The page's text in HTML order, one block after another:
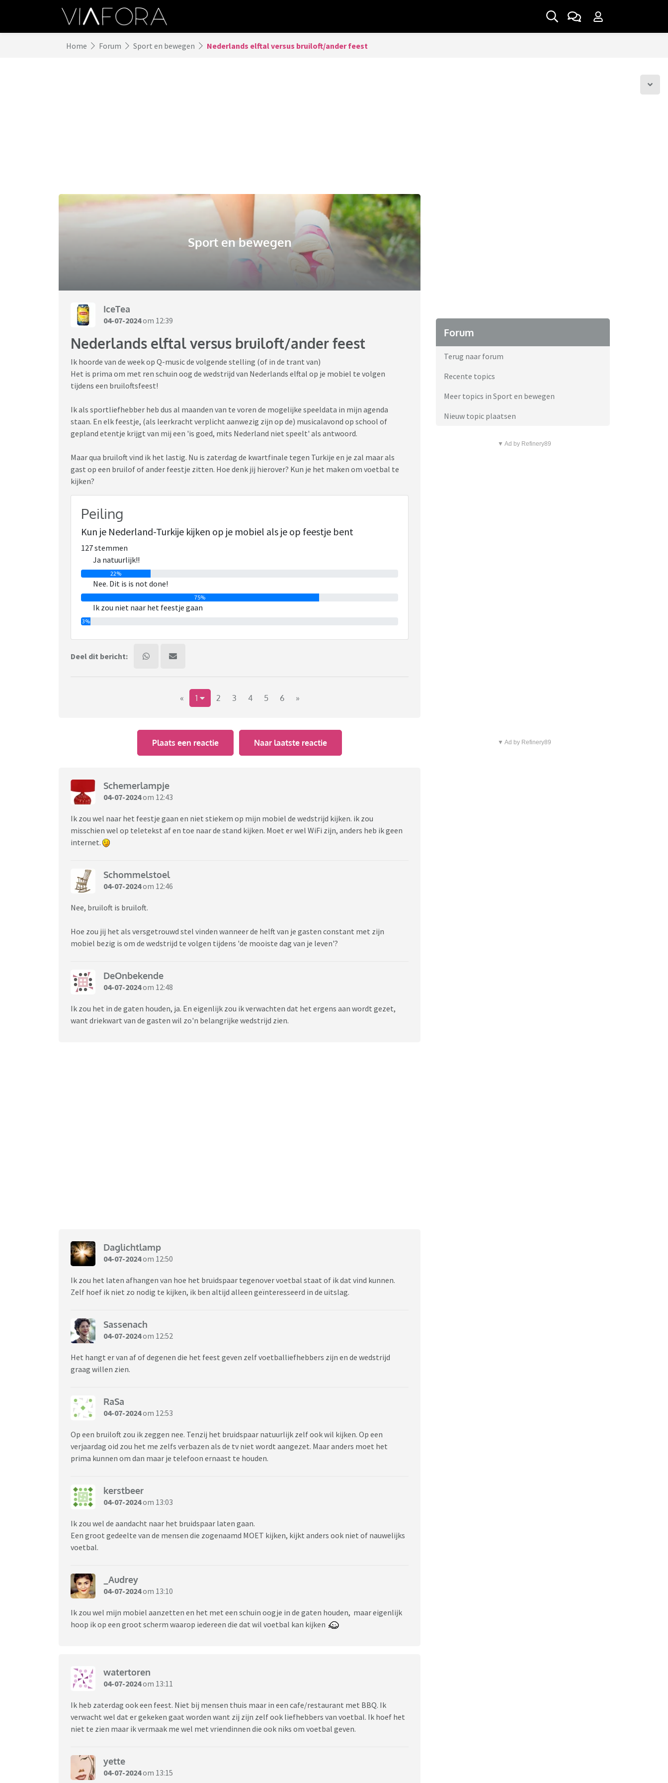
Home Forum Sport en bewegen Nederlands elftal versus bruiloft/ander feest
Sport en bewegen
IceTea
04-07-2024om 12:39
Nederlands elftal versus bruiloft/ander feest
Ik hoorde van de week op Q-music de volgende stelling (of in de trant van)
Het is prima om met ren schuin oog de wedstrijd van Nederlands elftal op je mobiel te volgen
tijdens een bruiloftsfeest!
Ik als sportliefhebber heb dus al maanden van te voren de mogelijke speeldata in mijn agenda
staan. En elk feestje, (als leerkracht verplicht aanwezig zijn op de) musicalavond op school of
gepland etentje krijgt van mij een 'is goed, mits Nederland niet speelt' als antwoord.
Maar qua bruiloft vind ik het lastig. Nu is zaterdag de kwartfinale tegen Turkije en je zal maar als
gast op een bruilof of ander feestje zitten. Hoe denk jij hierover? Kun je het maken om voetbal te
kijken?
Peiling
Kun je Nederland-Turkije kijken op je mobiel als je op feestje bent
127 stemmen
Ja natuurlijk!!
22%
Nee. Dit is is not done!
75%
Ik zou niet naar het feestje gaan
3%
Deel dit bericht:
« 1 2 3 4 5 6 »
Plaats een reactie Naar laatste reactie
Schemerlampje
04-07-2024om 12:43
Ik zou wel naar het feestje gaan en niet stiekem op mijn mobiel de wedstrijd kijken. ik zou
misschien wel op teletekst af en toe naar de stand kijken. Moet er wel WiFi zijn, anders heb ik geen
internet.
Schommelstoel
04-07-2024om 12:46
Nee, bruiloft is bruiloft.
Hoe zou jij het als versgetrouwd stel vinden wanneer de helft van je gasten constant met zijn
mobiel bezig is om de wedstrijd te volgen tijdens 'de mooiste dag van je leven'?
DeOnbekende
04-07-2024om 12:48
Ik zou het in de gaten houden, ja. En eigenlijk zou ik verwachten dat het ergens aan wordt gezet,
want driekwart van de gasten wil zo'n belangrijke wedstrijd zien.
Daglichtlamp
04-07-2024om 12:50
Ik zou het laten afhangen van hoe het bruidspaar tegenover voetbal staat of ik dat vind kunnen.
Zelf hoef ik niet zo nodig te kijken, ik ben altijd alleen geïnteresseerd in de uitslag.
Sassenach
04-07-2024om 12:52
Het hangt er van af of degenen die het feest geven zelf voetballiefhebbers zijn en de wedstrijd
graag willen zien.
RaSa
04-07-2024om 12:53
Op een bruiloft zou ik zeggen nee. Tenzij het bruidspaar natuurlijk zelf ook wil kijken. Op een
verjaardag oid zou het me zelfs verbazen als de tv niet wordt aangezet. Maar anders moet het
prima kunnen om dan maar je telefoon ernaast te houden.
kerstbeer
04-07-2024om 13:03
Ik zou wel de aandacht naar het bruidspaar laten gaan.
Een groot gedeelte van de mensen die zogenaamd MOET kijken, kijkt anders ook niet of nauwelijks
voetbal.
_Audrey
04-07-2024om 13:10
Ik zou wel mijn mobiel aanzetten en het met een schuin oogje in de gaten houden, maar eigenlijk
hoop ik op een groot scherm waarop iedereen die dat wil voetbal kan kijken
watertoren
04-07-2024om 13:11
Ik heb zaterdag ook een feest. Niet bij mensen thuis maar in een cafe/restaurant met BBQ. Ik
verwacht wel dat er gekeken gaat worden want zij zijn zelf ook liefhebbers van voetbal. Ik hoef het
niet te zien maar ik vermaak me wel met vriendinnen die ook niks om voetbal geven.
yette
04-07-2024om 13:15
Forum
Terug naar forum
Recente topics
Meer topics in Sport en bewegen
Nieuw topic plaatsen
▼ Ad by Refinery89
▼ Ad by Refinery89